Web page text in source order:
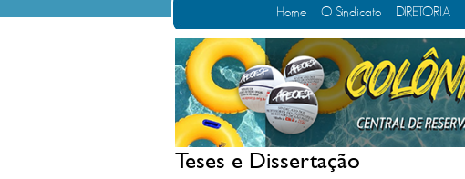
Home O Sindicato DIRETORIA
Teses e Dissertação